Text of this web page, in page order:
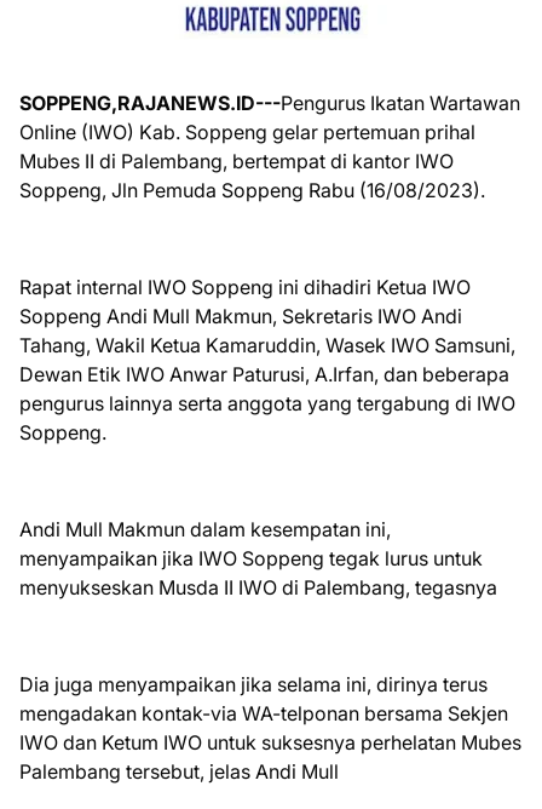
SOPPENG,RAJANEWS.ID---Pengurus Ikatan Wartawan
Online (IWO) Kab. Soppeng gelar pertemuan prihal
Mubes II di Palembang, bertempat di kantor IWO
Soppeng, Jln Pemuda Soppeng Rabu (16/08/2023).
Rapat internal IWO Soppeng ini dihadiri Ketua IWO
Soppeng Andi Mull Makmun, Sekretaris IWO Andi
Tahang, Wakil Ketua Kamaruddin, Wasek IWO Samsuni,
Dewan Etik IWO Anwar Paturusi, A.Irfan, dan beberapa
pengurus lainnya serta anggota yang tergabung di IWO
Soppeng.
Andi Mull Makmun dalam kesempatan ini,
menyampaikan jika IWO Soppeng tegak lurus untuk
menyukseskan Musda II IWO di Palembang, tegasnya
Dia juga menyampaikan jika selama ini, dirinya terus
mengadakan kontak-via WA-telponan bersama Sekjen
IWO dan Ketum IWO untuk suksesnya perhelatan Mubes
Palembang tersebut, jelas Andi Mull